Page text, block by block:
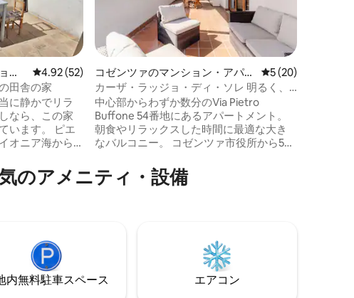
評価
レビュー52件、5つ星中4.92つ星の平均評価
4.92 (52)
田舎の家
に静かでリラ
なら、この家
います。 ピエ
オニア海から12
父は古い家族
ブリア海の素
家へのアクセ
通機関やタク
コゼンツァのマンション・アパー
ト
レビュー20件、5
5 (20)
カーザ・ラッジョ・ディ・ソレ 明るく、
中心にあり、あなたのもの。
中心部からわずか数分のVia Pietro
Buffone 54番地にあるアパートメント。
朝食やリラックスした時間に最適な大き
なバルコニー。 コゼンツァ市役所から5
ソ・マッツィーニから300m。 カラトラバ
橋の眺望 敷地内に無料の専用駐車場（バ
備が揃っています。 実用性、快適さ、戦
略的な立地を求める人に最適です。
のア⁠メ⁠ニ⁠テ⁠ィ⁠・⁠設⁠備
内無料駐⁠車ス⁠ペ⁠ー⁠ス エアコン